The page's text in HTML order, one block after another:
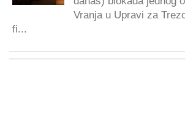
Vranja u Upravi za
fi...